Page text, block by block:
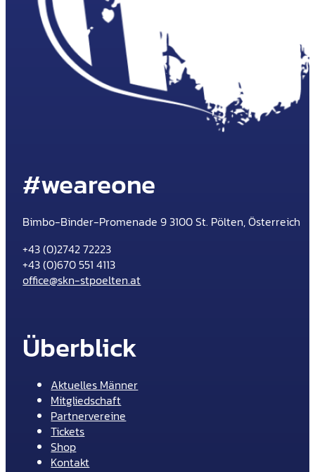
#weareone
Bimbo-Binder-Promenade 9 3100 St. Pölten, Österreich
+43 (0)2742 72223
+43 (0)670 551 4113
office@skn-stpoelten.at
Überblick
Aktuelles Männer
Mitgliedschaft
Partnervereine
Tickets
Shop
Kontakt